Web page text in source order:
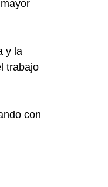
y la
trabajo
con